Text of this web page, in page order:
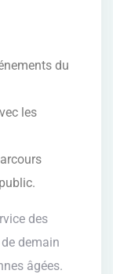
du
les
des
demain
âgées.